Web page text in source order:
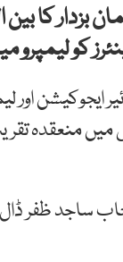
بزدار کا
میں منعقدہ
ساجد ظفر